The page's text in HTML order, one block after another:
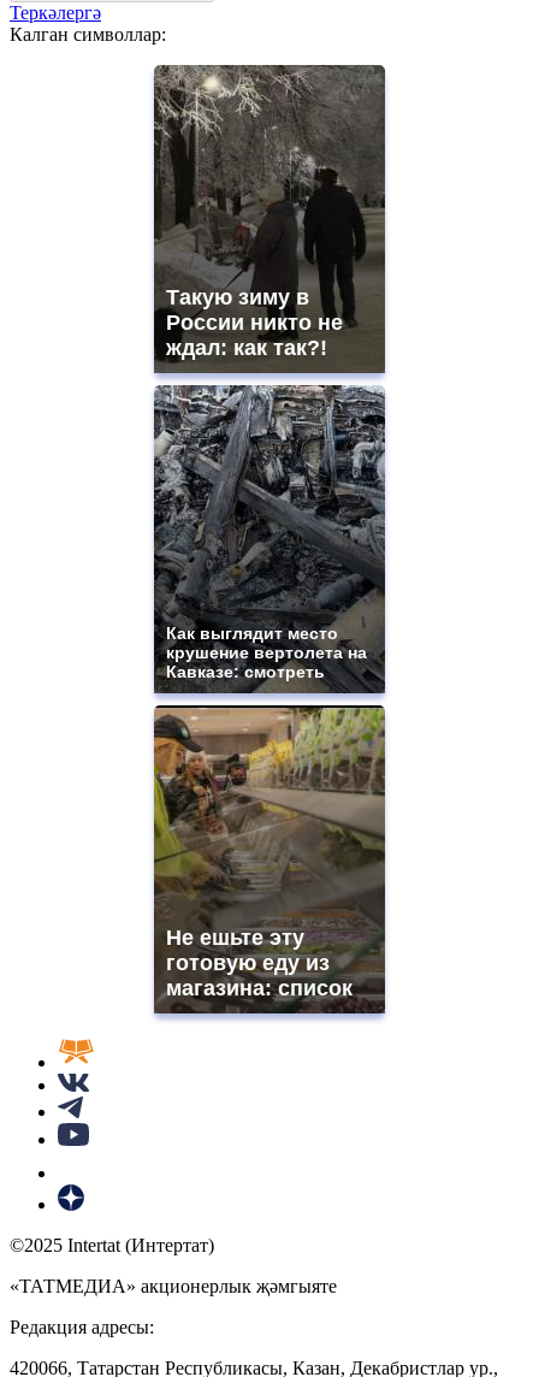
Теркәлергә
Калган символлар:
Такую зиму в
России никто не
ждал: как так?!
Как выглядит место
крушение вертолета на
Кавказе: смотреть
Не ешьте эту
готовую еду из
магазина: список
©2025 Intertat (Интертат)
«ТАТМЕДИА» акционерлык җәмгыяте
Редакция адресы:
420066, Татарстан Республикасы, Казан, Декабристлар ур.,